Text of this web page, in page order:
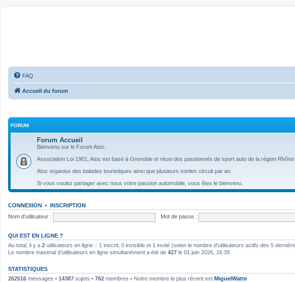
FAQ
Accueil du forum
FORUM
Forum Accueil
Bienvenu sur le Forum Atoc.
Association Loi 1901, Atoc est basé à Grenoble et réuni des passionnés de sport auto de la région Rhône
Atoc organise des balades touristiques ainsi que plusieurs sorties circuit par an.
Si vous voulez partager avec nous votre passion automobile, vous êtes le bienvenu.
CONNEXION • INSCRIPTION
Nom d’utilisateur :
Mot de passe :
QUI EST EN LIGNE ?
Au total, il y a 2 utilisateurs en ligne :: 1 inscrit, 0 invisible et 1 invité (selon le nombre d’utilisateurs actifs des 5
Le nombre maximal d’utilisateurs en ligne simultanément a été de 427 le 01 juin 2026, 16:39
STATISTIQUES
262516 messages • 14387 sujets • 762 membres • Notre membre le plus récent est MiguelWatte